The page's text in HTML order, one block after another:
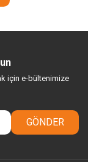
için e-bültenimize
GÖNDER